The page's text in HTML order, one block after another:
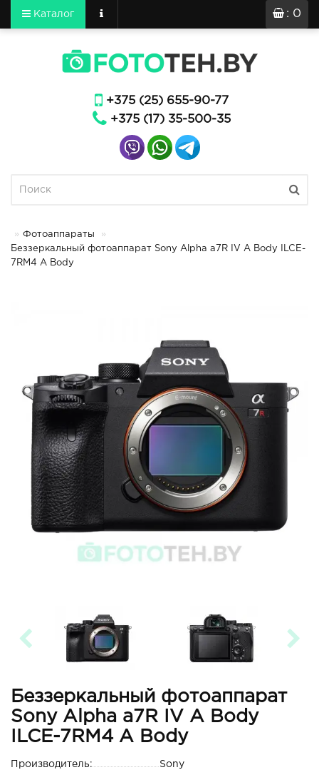
: 0
Каталог
+375 (25) 655-90-77
+375 (17) 35-500-35
Фотоаппараты
Беззеркальный фотоаппарат Sony Alpha a7R IV A Body ILCE-
7RM4 A Body
Беззеркальный фотоаппарат
Sony Alpha a7R IV A Body
ILCE-7RM4 A Body
Производитель:
Sony